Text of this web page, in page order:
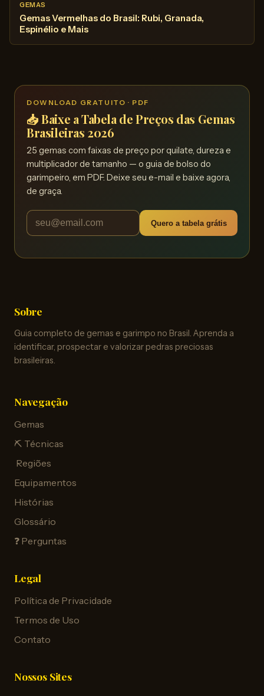
GEMAS
Gemas Vermelhas do Brasil: Rubi, Granada,
Espinélio e Mais
DOWNLOAD GRATUITO · PDF
📥 Baixe a Tabela de Preços das Gemas
Brasileiras 2026
25 gemas com faixas de preço por quilate, dureza e
multiplicador de tamanho — o guia de bolso do
garimpeiro, em PDF. Deixe seu e-mail e baixe agora,
de graça.
Quero a tabela grátis
Sobre
Guia completo de gemas e garimpo no Brasil. Aprenda a
identificar, prospectar e valorizar pedras preciosas
brasileiras.
Navegação
Gemas
⛏️ Técnicas
️ Regiões
Equipamentos
Histórias
Glossário
❓ Perguntas
Legal
Política de Privacidade
Termos de Uso
Contato
Nossos Sites